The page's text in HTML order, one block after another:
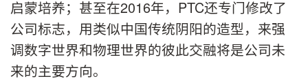
启蒙培养；甚至在2016年，PTC还专门修改了
公司标志，用类似中国传统阴阳的造型，来强
调数字世界和物理世界的彼此交融将是公司未
来的主要方向。